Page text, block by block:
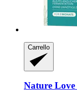
Carrello
Nature Love